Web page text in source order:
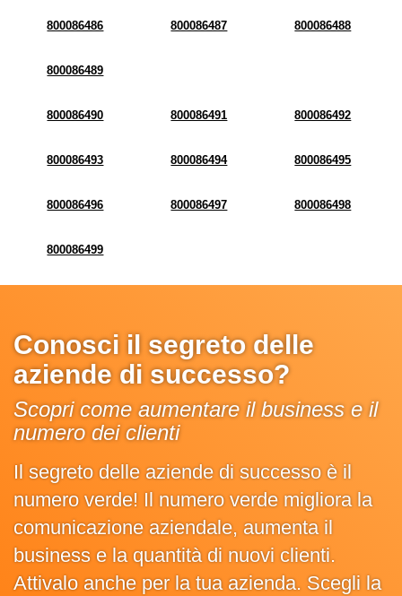
800086486 800086487 800086488
800086489
800086490 800086491 800086492
800086493 800086494 800086495
800086496 800086497 800086498
800086499
Conosci il segreto delle
aziende di successo?
Scopri come aumentare il business e il
numero dei clienti
Il segreto delle aziende di successo è il
numero verde! Il numero verde migliora la
comunicazione aziendale, aumenta il
business e la quantità di nuovi clienti.
Attivalo anche per la tua azienda. Scegli la